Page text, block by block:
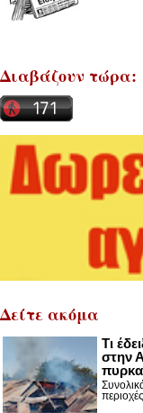
Διαβάζουν τώρα:
Δείτε ακόμα
Τι
στην